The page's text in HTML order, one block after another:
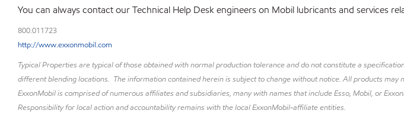
You can always contact our Technical Help Desk engineers on Mobil lubricants and services
800.011723
http://www.exxonmobil.com
Typical Properties are typical of those obtained with normal production tolerance and do not constitute a
different blending locations. The information contained herein is subject to change without notice. All products
ExxonMobil is comprised of numerous affiliates and subsidiaries, many with names that include Esso, Mobil, or
Responsibility for local action and accountability remains with the local ExxonMobil-affiliate entities.